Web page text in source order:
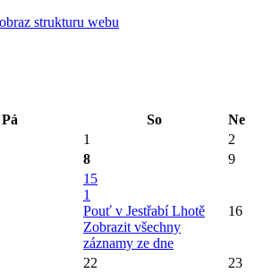
strukturu webu
Pá So
Ne
1
2
8 9
15
1
Pouť v Jestřabí Lhotě
Zobrazit všechny
záznamy ze dne
16
22 23